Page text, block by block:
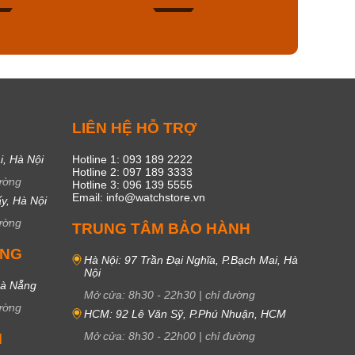
Hà Nội
Hà Nội
Nẵng
LIÊN HỆ HỖ TRỢ
Hotline 1: 093 189 2222
Hotline 2: 097 189 3333
Hotline 3: 096 139 5555
Email: info@watchstore.vn
TRUNG TÂM BẢO HÀNH
Hà Nội: 97 Trần Đại Nghĩa, P.Bạch Mai, Hà
Nội
Mở cửa: 8h30 - 22h30 | chỉ đường
HCM: 92 Lê Văn Sỹ, P.Phú Nhuận, HCM
Mở cửa: 8h30 - 22h00 | chỉ đường